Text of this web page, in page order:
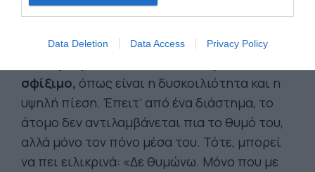
Data Deletion Data Access Privacy Policy
ΣΩΜΑΤΙΚΕΣ ΕΚΔΗΛΩΣΕΙΣ Της ΑΡΡΩΣΤΙΑΣ
σφίξιμο, όπως είναι η δυσκοιλιότητα και η
υψηλή πίεση. Έπειτ’ από ένα διάστημα, το
άτομο δεν αντιλαμβάνεται πια το θυμό του,
αλλά μόνο τον πόνο μέσα του. Τότε, μπορεί
να πει ειλικρινά: «Δε θυμώνω. Μόνο που με